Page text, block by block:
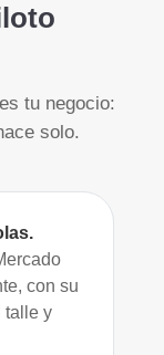
tu negocio:
solo.
con su
talle y